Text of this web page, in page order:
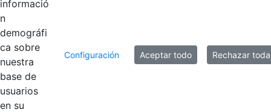
informació
n
demográfi
ca sobre
nuestra
base de
usuarios
en su
Configuración Aceptar todo Rechazar